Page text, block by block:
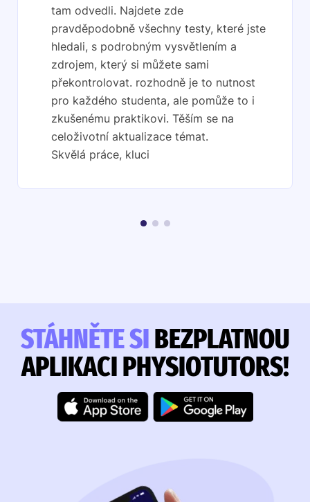
tam odvedli. Najdete zde
pravděpodobně všechny testy, které jste
hledali, s podrobným vysvětlením a
zdrojem, který si můžete sami
překontrolovat. rozhodně je to nutnost
pro každého studenta, ale pomůže to i
zkušenému praktikovi. Těším se na
celoživotní aktualizace témat.
Skvělá práce, kluci
STÁHNĚTE SIBEZPLATNOU
APLIKACI PHYSIOTUTORS!